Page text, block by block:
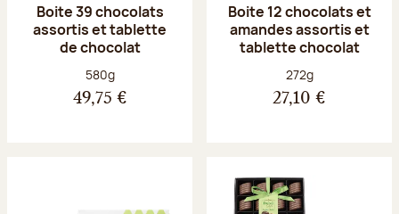
Boite 39 chocolats
assortis et tablette
de chocolat
Poids net :
580g
49,75 €
Boite 12 chocolats et
amandes assortis et
tablette chocolat
Poids net :
272g
27,10 €